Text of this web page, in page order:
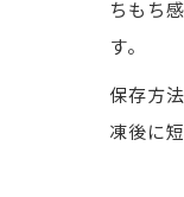
ちもち
す。
保存方
凍後に